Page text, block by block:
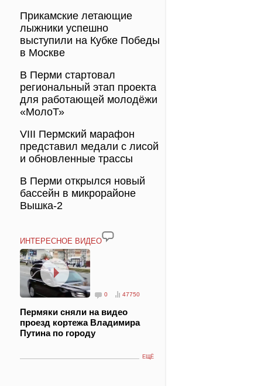
Прикамские летающие
лыжники успешно
выступили на Кубке Победы
в Москве
В Перми стартовал
региональный этап проекта
для работающей молодёжи
«МолоТ»
VIII Пермский марафон
представил медали с лисой
и обновленные трассы
В Перми открылся новый
бассейн в микрорайоне
Вышка-2
ИНТЕРЕСНОЕ ВИДЕО
0 47750
Пермяки сняли на видео
проезд кортежа Владимира
Путина по городу
ЕЩЁ